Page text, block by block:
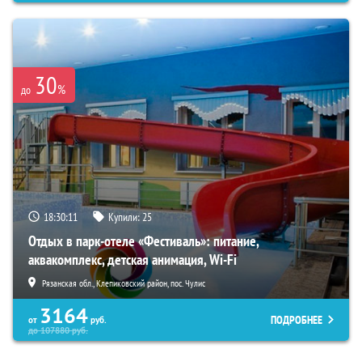
до 30%
18:30:09 Купили:25
Отдых в парк-отеле «Фестиваль»: питание,
аквакомплекс, детская анимация, Wi-Fi
Рязанская обл., Клепиковский район, пос. Чулис
от 3164 руб.
до107880руб.
ПОДРОБНЕЕ